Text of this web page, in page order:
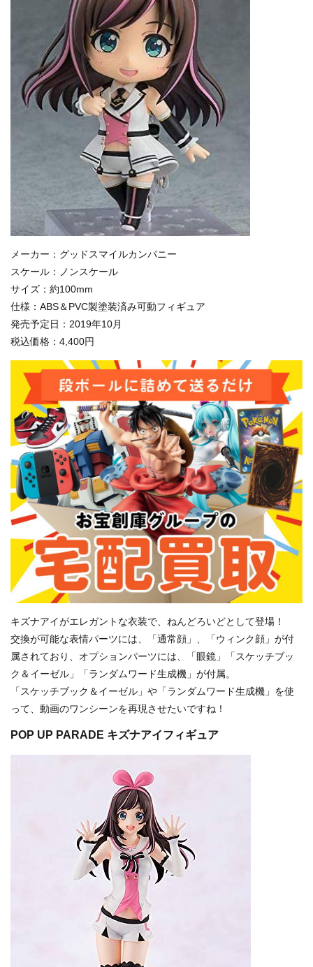
メーカー：グッドスマイルカンパニー
スケール：ノンスケール
サイズ：約100mm
仕様：ABS＆PVC製塗装済み可動フィギュア
発売予定日：2019年10月
税込価格：4,400円
キズナアイがエレガントな衣装で、ねんどろいどとして登場！
交換が可能な表情パーツには、「通常顔」、「ウィンク顔」が付
属されており、オプションパーツには、「眼鏡」「スケッチブッ
ク＆イーゼル」「ランダムワード生成機」が付属。
「スケッチブック＆イーゼル」や「ランダムワード生成機」を使
って、動画のワンシーンを再現させたいですね！
POP UP PARADE キズナアイフィギュア